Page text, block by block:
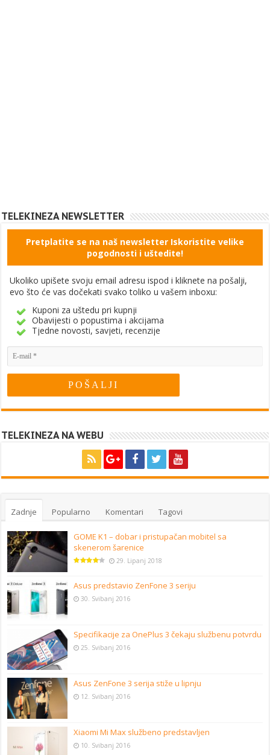
TELEKINEZA NEWSLETTER
Pretplatite se na naš newsletter Iskoristite velike
pogodnosti i uštedite!
Ukoliko upišete svoju email adresu ispod i kliknete na pošalji,
evo što će vas dočekati svako toliko u vašem inboxu:
Kuponi za uštedu pri kupnji
Obavijesti o popustima i akcijama
Tjedne novosti, savjeti, recenzije
TELEKINEZA NA WEBU
Zadnje Popularno Komentari Tagovi
GOME K1 – dobar i pristupačan mobitel sa
skenerom šarenice
29. Lipanj 2018
Asus predstavio ZenFone 3 seriju
30. Svibanj 2016
Specifikacije za OnePlus 3 čekaju službenu potvrdu
25. Svibanj 2016
Asus ZenFone 3 serija stiže u lipnju
12. Svibanj 2016
Xiaomi Mi Max službeno predstavljen
10. Svibanj 2016